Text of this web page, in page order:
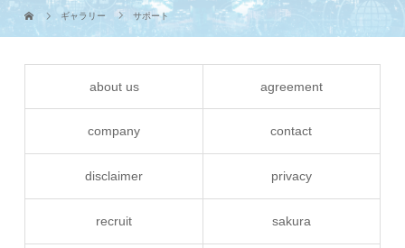
ギャラリー サポート
about us agreement
company contact
disclaimer privacy
recruit sakura